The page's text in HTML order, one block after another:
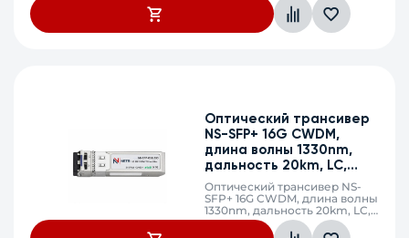
Оптический трансивер
NS-SFP+ 16G CWDM,
длина волны 1330nm,
дальность 20km, LC,
DDM
Оптический трансивер NS-
SFP+ 16G CWDM, длина волны
1330nm, дальность 20km, LC,
DDM